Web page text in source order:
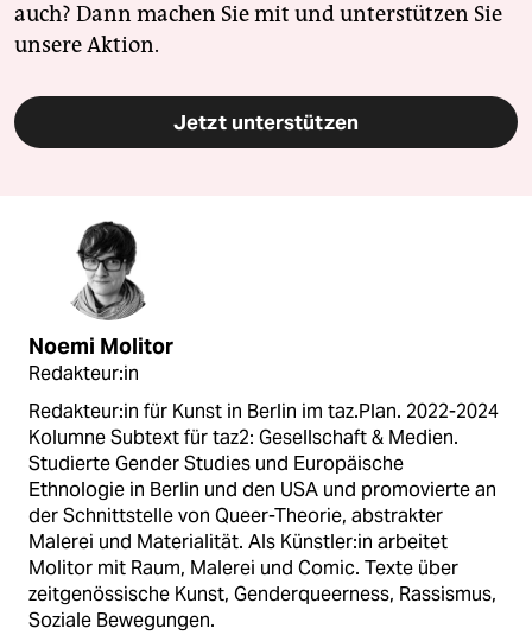
auch? Dann machen Sie mit und unterstützen Sie
unsere Aktion.
Jetzt unterstützen
Noemi Molitor
Redakteur:in
Redakteur:in für Kunst in Berlin im taz.Plan. 2022-2024
Kolumne Subtext für taz2: Gesellschaft & Medien.
Studierte Gender Studies und Europäische
Ethnologie in Berlin und den USA und promovierte an
der Schnittstelle von Queer-Theorie, abstrakter
Malerei und Materialität. Als Künstler:in arbeitet
Molitor mit Raum, Malerei und Comic. Texte über
zeitgenössische Kunst, Genderqueerness, Rassismus,
Soziale Bewegungen.